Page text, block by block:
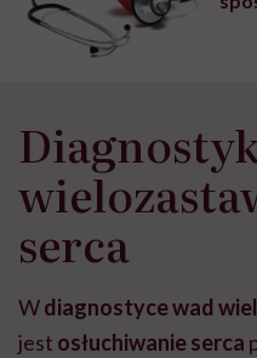
serca
Wdiagnostyce wad
jest osłuchiwanie serca